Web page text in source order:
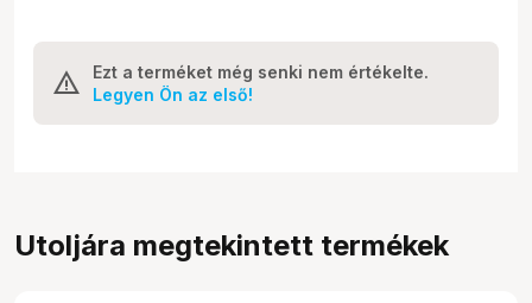
Ezt a terméket még senki nem értékelte.
Legyen Ön az első!
Utoljára megtekintett termékek